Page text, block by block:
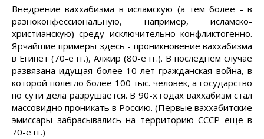
Внедрение ваххабизма в исламскую (а тем более - в
разноконфессиональную, например, исламско-
христианскую) среду исключительно конфликтогенно.
Ярчайшие примеры здесь - проникновение ваххабизма
в Египет (70-е гг.), Алжир (80-е гг.). В последнем случае
развязана идущая более 10 лет гражданская война, в
которой полегло более 100 тыс. человек, а государство
по сути дела разрушается. В 90-х годах ваххабизм стал
массовидно проникать в Россию. (Первые ваххабитские
эмиссары забрасывались на территорию СССР еще в
70-е гг.)